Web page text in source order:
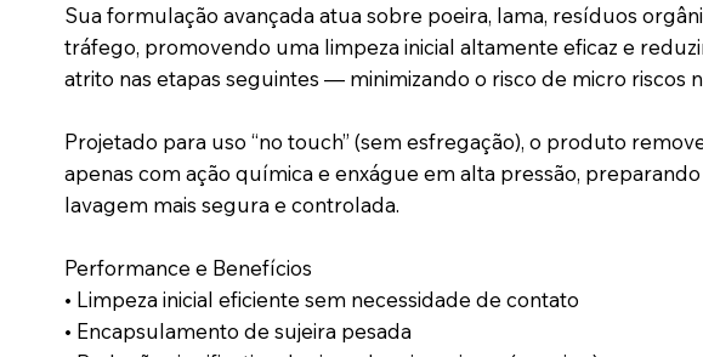
Sua formulação avançada atua sobre poeira, lama, resíduos
tráfego, promovendo uma limpeza inicial altamente eficaz e
atrito nas etapas seguintes — minimizando o risco de micro riscos
Projetado para uso “no touch” (sem esfregação), o produto
apenas com ação química e enxágue em alta pressão,
lavagem mais segura e controlada.
Performance e Benefícios
• Limpeza inicial eficiente sem necessidade de contato
• Encapsulamento de sujeira pesada